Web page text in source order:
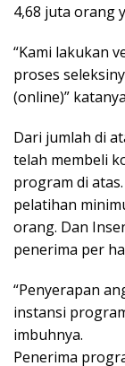
4,68 juta orang
“Kami lakukan
proses
(online)”
Dari jumlah di
telah membeli
program di
pelatihan
orang. Dan
penerima per
“Penyerapan
instansi
imbuhnya.
Penerima